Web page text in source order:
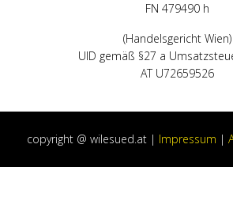
FN 479490 h
(Handelsgericht Wien)
UID gemäß §27 a
AT U72659526
copyright @ wilesued.at | Impressum |